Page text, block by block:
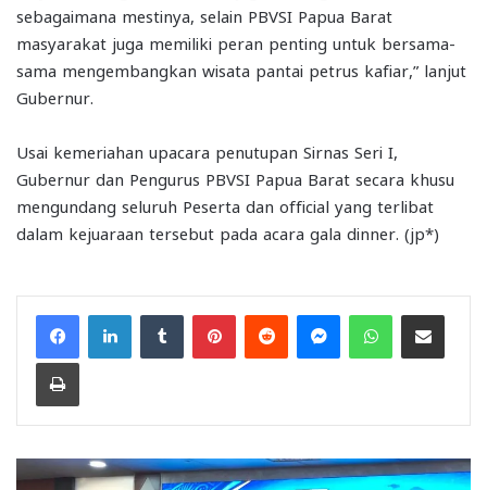
sebagaimana mestinya, selain PBVSI Papua Barat
masyarakat juga memiliki peran penting untuk bersama-
sama mengembangkan wisata pantai petrus kafiar,” lanjut
Gubernur.
Usai kemeriahan upacara penutupan Sirnas Seri I,
Gubernur dan Pengurus PBVSI Papua Barat secara khusu
mengundang seluruh Peserta dan official yang terlibat
dalam kejuaraan tersebut pada acara gala dinner. (jp*)
FacebookLinkedInTumblr PinterestReddit MessengerWhatsAppShare via Email
Print